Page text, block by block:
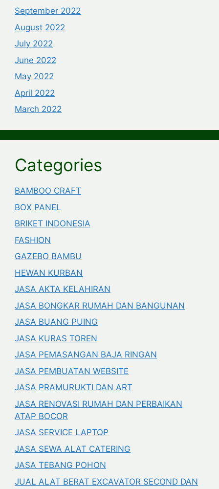
September 2022
August 2022
July 2022
June 2022
May 2022
April 2022
March 2022
Categories
BAMBOO CRAFT
BOX PANEL
BRIKET INDONESIA
FASHION
GAZEBO BAMBU
HEWAN KURBAN
JASA AKTA KELAHIRAN
JASA BONGKAR RUMAH DAN BANGUNAN
JASA BUANG PUING
JASA KURAS TOREN
JASA PEMASANGAN BAJA RINGAN
JASA PEMBUATAN WEBSITE
JASA PRAMURUKTI DAN ART
JASA RENOVASI RUMAH DAN PERBAIKAN
ATAP BOCOR
JASA SERVICE LAPTOP
JASA SEWA ALAT CATERING
JASA TEBANG POHON
JUAL ALAT BERAT EXCAVATOR SECOND DAN